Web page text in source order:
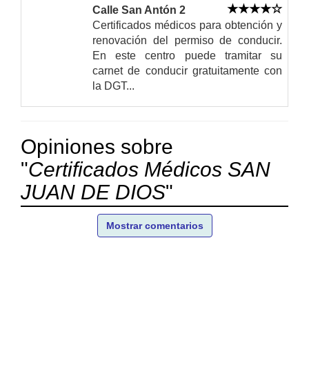
Calle San Antón 2
Certificados médicos para obtención y
renovación del permiso de conducir.
En este centro puede tramitar su
carnet de conducir gratuitamente con
la DGT...
Opiniones sobre
"Certificados Médicos SAN
JUAN DE DIOS"
Mostrar comentarios